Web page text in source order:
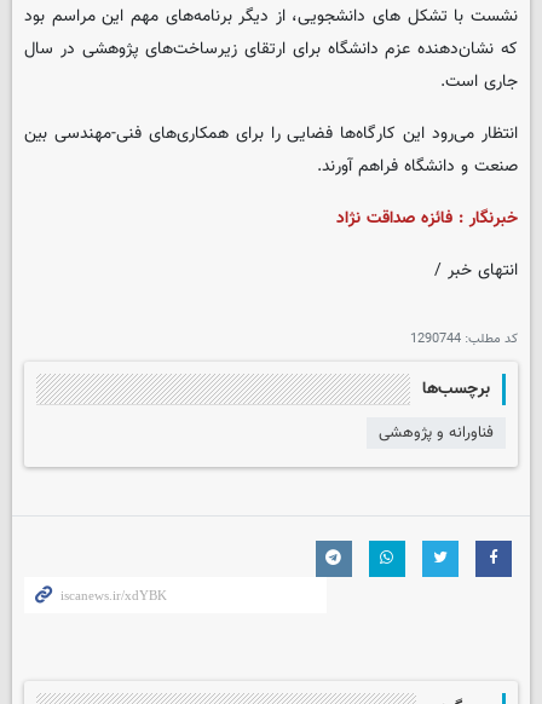
نشست با تشکل های دانشجویی، از دیگر برنامه‌های مهم این مراسم بود
که نشان‌دهنده عزم دانشگاه برای ارتقای زیرساخت‌های پژوهشی در سال
جاری است.
انتظار می‌رود این کارگاه‌ها فضایی را برای همکاری‌های فنی-مهندسی بین
صنعت و دانشگاه فراهم آورند.
خبرنگار : فائزه صداقت نژاد
انتهای خبر /
کد مطلب: 1290744
برچسب‌ها
فناورانه و پژوهشی